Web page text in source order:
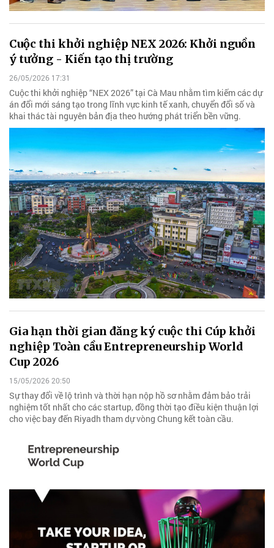
Cuộc thi khởi nghiệp NEX 2026: Khởi nguồn
ý tưởng - Kiến tạo thị trường
26/05/2026 17:31
Cuộc thi khởi nghiệp “NEX 2026” tại Cà Mau nhằm tìm kiếm các dự
án đổi mới sáng tạo trong lĩnh vực kinh tế xanh, chuyển đổi số và
khai thác tài nguyên bản địa theo hướng phát triển bền vững.
Gia hạn thời gian đăng ký cuộc thi Cúp khởi
nghiệp Toàn cầu Entrepreneurship World
Cup 2026
15/05/2026 20:50
Sự thay đổi về lộ trình và thời hạn nộp hồ sơ nhằm đảm bảo trải
nghiệm tốt nhất cho các startup, đồng thời tạo điều kiện thuận lợi
cho việc bay đến Riyadh tham dự vòng Chung kết toàn cầu.